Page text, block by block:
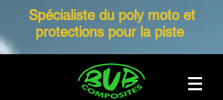
Spécialiste du poly moto et
protections pour la piste